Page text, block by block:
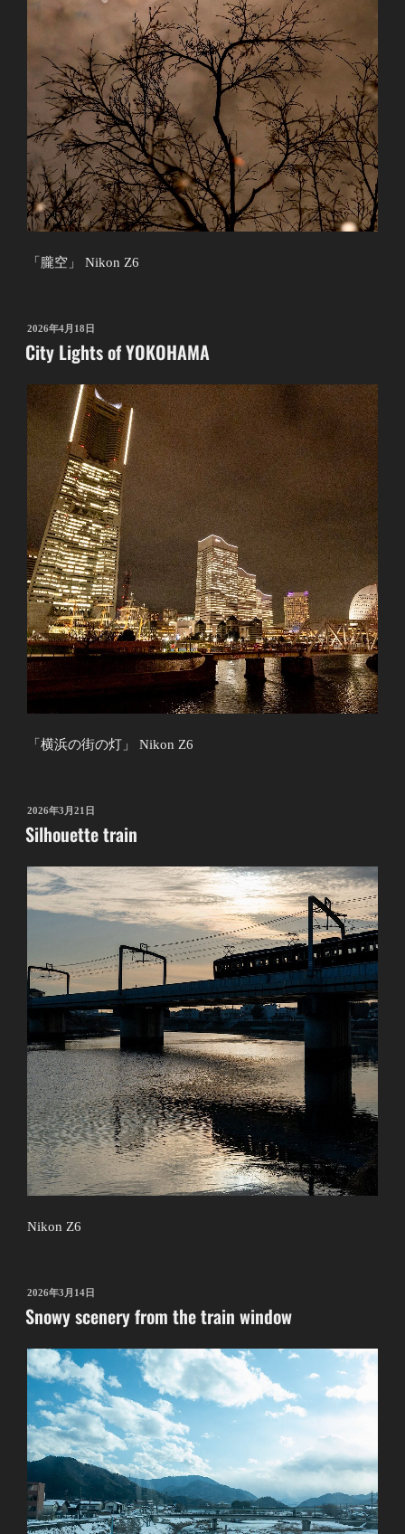
「朧空」 Nikon Z6
投
稿
日:
2026年4月18日
City Lights of YOKOHAMA
「横浜の街の灯」 Nikon Z6
投
稿
日:
2026年3月21日
Silhouette train
Nikon Z6
投
稿
日:
2026年3月14日
Snowy scenery from the train window